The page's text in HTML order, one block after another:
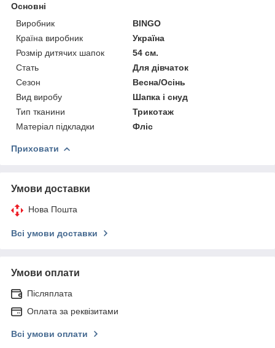
Основні
Виробник
BINGO
Країна виробник
Україна
Розмір дитячих шапок
54 см.
Стать
Для дівчаток
Сезон
Весна/Осінь
Вид виробу
Шапка і снуд
Тип тканини
Трикотаж
Матеріал підкладки
Фліс
Приховати
Умови доставки
Нова Пошта
Всі умови доставки
Умови оплати
Післяплата
Оплата за реквізитами
Всі умови оплати